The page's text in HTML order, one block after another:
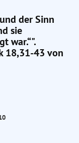
der Sinn
sie
war.“".
18,31-43 von